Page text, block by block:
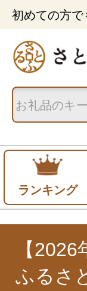
初めての方で
ランキング
【
ふるさ